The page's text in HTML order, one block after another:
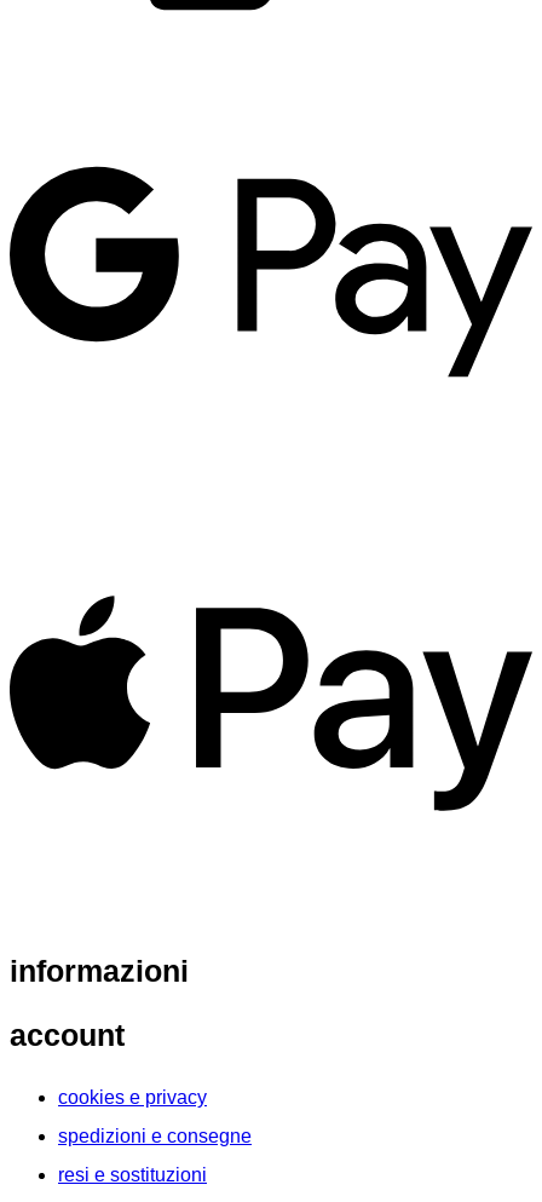
informazioni
account
cookies e privacy
spedizioni e consegne
resi e sostituzioni